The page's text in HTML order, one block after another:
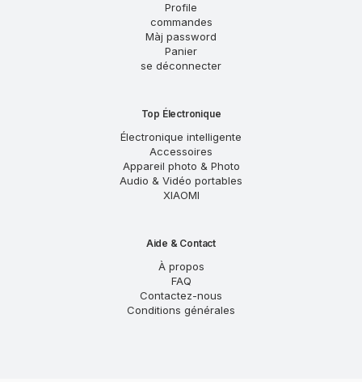
Profile
commandes
Màj password
Panier
se déconnecter
Top Électronique
Électronique intelligente
Accessoires
Appareil photo & Photo
Audio & Vidéo portables
XIAOMI
Aide & Contact
À propos
FAQ
Contactez-nous
Conditions générales